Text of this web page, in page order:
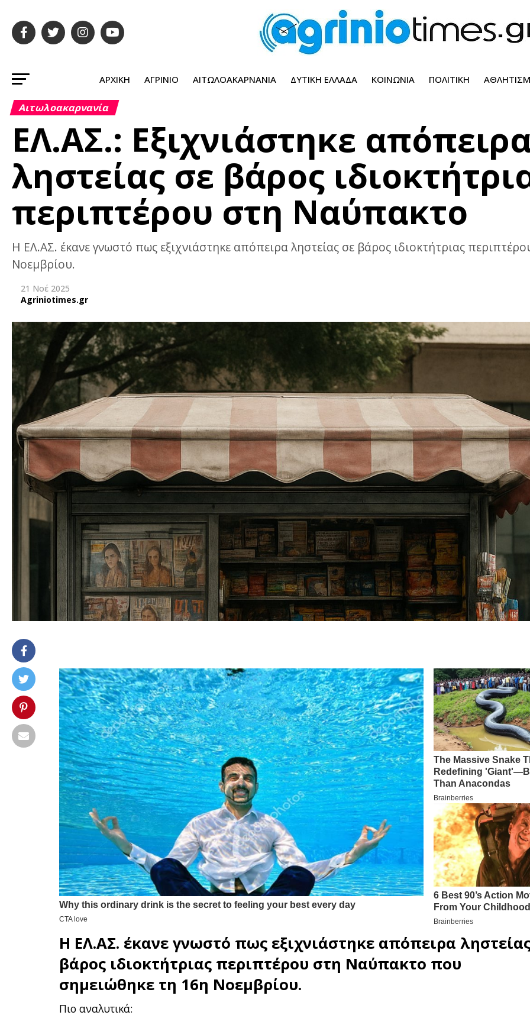
ΑΡΧΙΚΉ ΑΓΡΊΝΙΟ ΑΙΤΩΛΟΑΚΑΡΝΑΝΊΑ ΔΥΤΙΚΉ ΕΛΛΆΔΑ ΚΟΙΝΩΝΊΑ ΠΟΛΙΤΙΚΉ
Αιτωλοακαρνανία
ΕΛ.ΑΣ.: Εξιχνιάστηκε
ληστείας σε βάρος
περιπτέρου στη Ναύπακτο
Η ΕΛ.ΑΣ. έκανε γνωστό πως εξιχνιάστηκε απόπειρα ληστείας σε βάρος ιδιοκτήτριας
Νοεμβρίου.
21 Νοέ 2025
Agriniotimes.gr
Η ΕΛ.ΑΣ. έκανε γνωστό πως εξιχνιάστηκε απόπειρα
βάρος ιδιοκτήτριας περιπτέρου στη Ναύπακτο που
σημειώθηκε τη 16η Νοεμβρίου.
Πιο αναλυτικά: